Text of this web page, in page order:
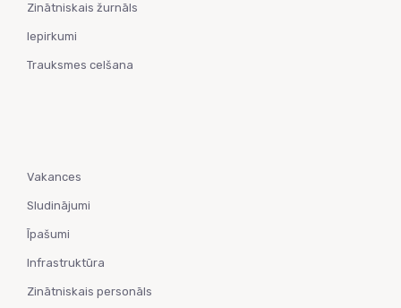
Zinātniskais žurnāls
Iepirkumi
Trauksmes celšana
Vakances
Sludinājumi
Īpašumi
Infrastruktūra
Zinātniskais personāls